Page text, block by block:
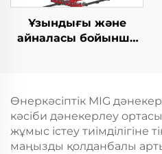
Ұзындығы және
айналасы бойынша
Өнеркәсіптік MIG
кәсіби дәнекерлеу
жұмыс істеу тиімділігіне
маңызды қолданбалы